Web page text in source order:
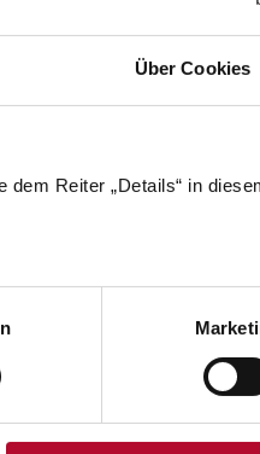
Über Cookies
dem Reiter „Details“ in
im Turnsaal mit
sind dabei meist nur
es einmal etwas mehr zur